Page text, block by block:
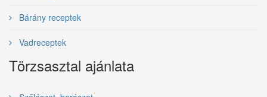
Bárány receptek
Vadreceptek
Törzsasztal ajánlata